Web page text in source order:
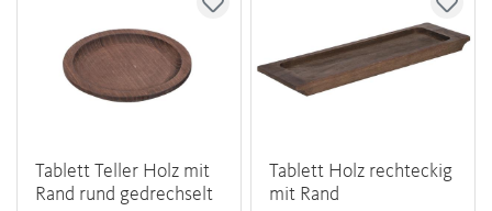
Tablett Teller Holz mit
Rand rund gedrechselt
Tablett Holz rechteckig
mit Rand